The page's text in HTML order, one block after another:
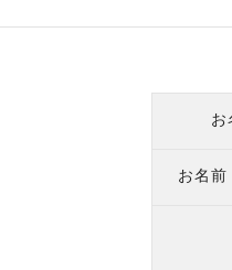
お
お名前